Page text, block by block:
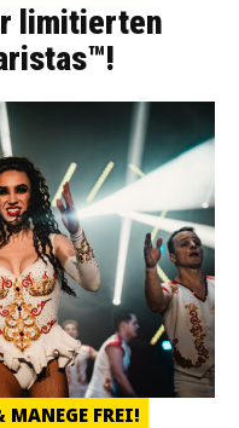
limitierten
FREI!